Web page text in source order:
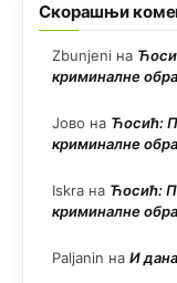
Скорашњи
Zbunjeni на
криминалне
Јово на Ћосић:
криминалне
Iskra на Ћосић:
криминалне
Paljanin на И